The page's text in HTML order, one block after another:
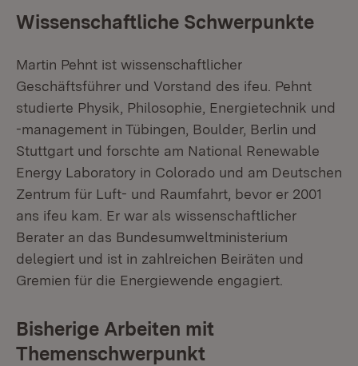
Wissenschaftliche Schwerpunkte
Martin Pehnt ist wissenschaftlicher
Geschäftsführer und Vorstand des ifeu. Pehnt
studierte Physik, Philosophie, Energietechnik und
-management in Tübingen, Boulder, Berlin und
Stuttgart und forschte am National Renewable
Energy Laboratory in Colorado und am Deutschen
Zentrum für Luft- und Raumfahrt, bevor er 2001
ans ifeu kam. Er war als wissenschaftlicher
Berater an das Bundesumweltministerium
delegiert und ist in zahlreichen Beiräten und
Gremien für die Energiewende engagiert.
Bisherige Arbeiten mit
Themenschwerpunkt